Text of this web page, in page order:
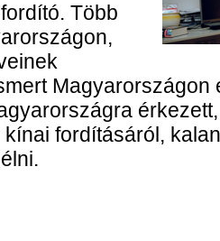
Több
Magyarországon
fordításáról,